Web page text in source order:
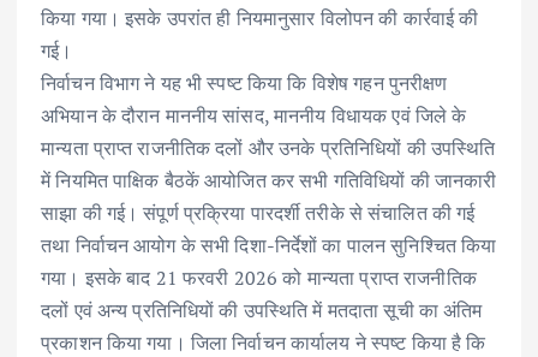
किया गया। इसके उपरांत ही नियमानुसार विलोपन की कार्रवाई की
गई।
निर्वाचन विभाग ने यह भी स्पष्ट किया कि विशेष गहन पुनरीक्षण
अभियान के दौरान माननीय सांसद, माननीय विधायक एवं जिले के
मान्यता प्राप्त राजनीतिक दलों और उनके प्रतिनिधियों की उपस्थिति
में नियमित पाक्षिक बैठकें आयोजित कर सभी गतिविधियों की जानकारी
साझा की गई। संपूर्ण प्रक्रिया पारदर्शी तरीके से संचालित की गई
तथा निर्वाचन आयोग के सभी दिशा-निर्देशों का पालन सुनिश्चित किया
गया। इसके बाद 21 फरवरी 2026 को मान्यता प्राप्त राजनीतिक
दलों एवं अन्य प्रतिनिधियों की उपस्थिति में मतदाता सूची का अंतिम
प्रकाशन किया गया। जिला निर्वाचन कार्यालय ने स्पष्ट किया है कि